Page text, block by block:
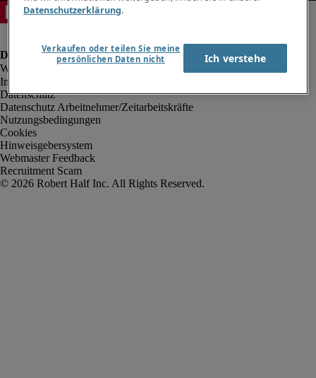
Impressum
Datenschutz
Datenschutz Arbeitnehmer/Zeitarbeitskräfte
Nutzungsbedingungen
Cookies
Hinweisgebersystem
Webmaster Feedback
Recruitment Scam
Datenschutzerklärung.
Verkaufen oder teilen Sie meine
persönlichen Daten nicht
Ich verstehe